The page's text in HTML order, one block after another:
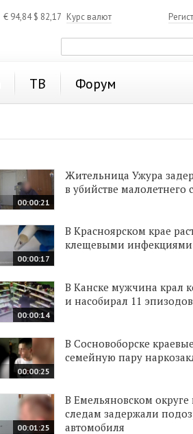
€ 94,84$ 82,17 Курс валют
ТВ Форум
00:00:21
Жительница Ужура
в убийстве малолетнего
00:00:17
В Красноярском крае
клещевыми инфекциями
00:00:14
В Канске мужчина крал
и насобирал 11 эпизодов
00:00:25
В Сосновоборске
семейную пару
00:01:25
В Емельяновском
следам задержали
автомобиля